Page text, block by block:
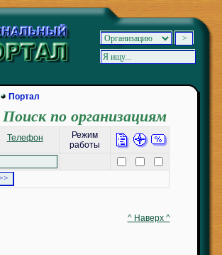
Портал
Поиск по организациям
Телефон
Режим
работы
^ Наверх ^